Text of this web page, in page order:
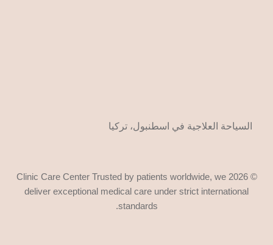
السياحة العلاجية في اسطنبول، تركيا
© 2026 Clinic Care Center Trusted by patients worldwide, we
deliver exceptional medical care under strict international
standards.